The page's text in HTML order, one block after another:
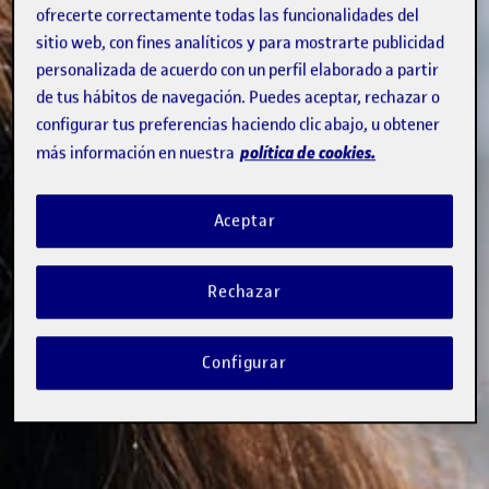
ofrecerte correctamente todas las funcionalidades del
sitio web, con fines analíticos y para mostrarte publicidad
personalizada de acuerdo con un perfil elaborado a partir
de tus hábitos de navegación. Puedes aceptar, rechazar o
configurar tus preferencias haciendo clic abajo, u obtener
más información en nuestra política de cookies.
Rechazar
Aceptar
Configurar